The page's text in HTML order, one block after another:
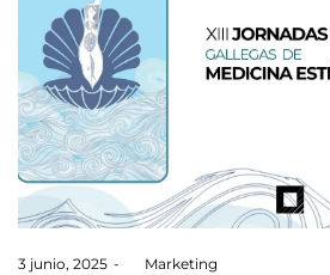
Posted
3 junio, 2025 Marketing